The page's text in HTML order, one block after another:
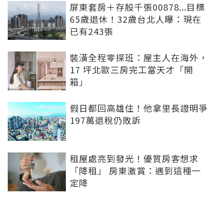
屏東套房＋存股千張00878...目標
65歲退休！32歲台北人曝：現在
已有243張
裝潢全程零探班：屋主人在海外，
17 坪北歐三房完工當天才「開
箱」
假日都回高雄住！他拿里長證明爭
197萬退稅仍敗訴
租屋處亮到發光！優質房客想求
「降租」 房東激賞：遇到這種一
定降